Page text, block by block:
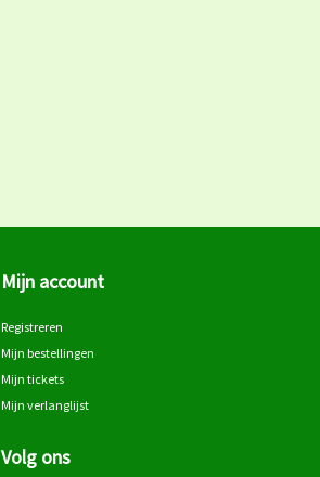
Mijn account
Registreren
Mijn bestellingen
Mijn tickets
Mijn verlanglijst
Volg ons